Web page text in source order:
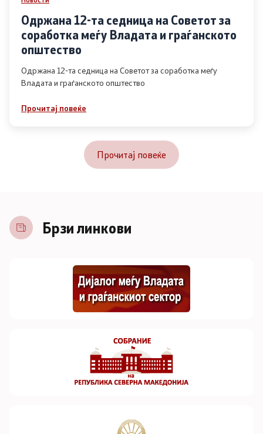
Одржана 12-та седница на Советот за
соработка меѓу Владата и граѓанското
општество
Одржана 12-та седница на Советот за соработка меѓу
Владата и граѓанското општество
Прочитај повеќе
Прочитај повеќе
Брзи линкови